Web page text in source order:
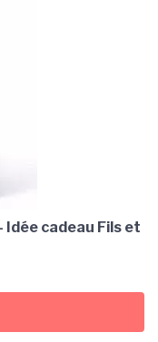
cadeau Fils et